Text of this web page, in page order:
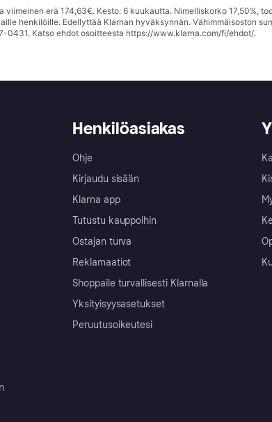
erä 174,63€. Kesto: 6 kuukautta. Nimelliskorko 17,50%,
henkilöille. Edellyttää Klarnan hyväksynnän. Vähimmäisoston
0431. Katso ehdot osoitteesta https://www.klarna.com/fi/ehdot/.
Henkilöasiakas
Ohje
Kirjaudu sisään
Klarna app
Tutustu kauppoihin
Ostajan turva
Reklamaatiot
Shoppaile turvallisesti Klarnalla
Yksityisyysasetukset
Peruutusoikeutesi